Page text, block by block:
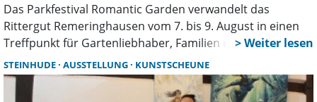
Das Parkfestival Romantic Garden verwandelt das
Rittergut Remeringhausen vom 7. bis 9. August in einen
Treffpunkt für Gartenliebhaber, Familien und Genießer.
Mehr als 130 Aussteller, Live-Musik, Parkführungen,
Kunsthandwerk und zahlreiche Mitmachaktionen sorgen
für ein abwechslungsreiches Sommerwochenende.
STEINHUDE AUSSTELLUNG KUNSTSCHEUNE